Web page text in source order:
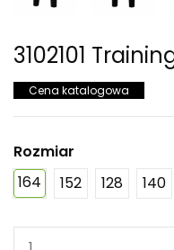
3102101
Cena katalogowa
Rozmiar
164
152 128 140